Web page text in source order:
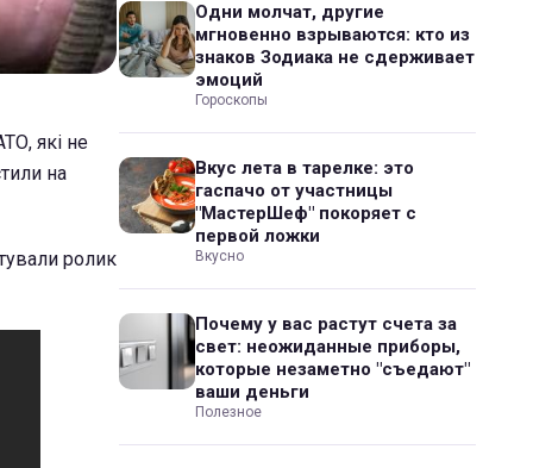
які не
на
ролик
Одни молчат, другие
мгновенно взрываются: кто из
знаков Зодиака не сдерживает
эмоций
Гороскопы
Вкус лета в тарелке: это
гаспачо от участницы
"МастерШеф" покоряет с
первой ложки
Вкусно
Почему у вас растут счета за
свет: неожиданные приборы,
которые незаметно "съедают"
ваши деньги
Полезное